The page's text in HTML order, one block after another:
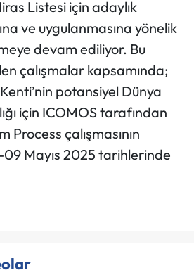
Listesi için adaylık
ve uygulanmasına yönelik
devam ediliyor. Bu
çalışmalar kapsamında;
potansiyel Dünya
için ICOMOS tarafından
çalışmasının
Mayıs 2025 tarihlerinde